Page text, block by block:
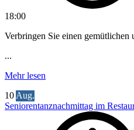
18:00
Verbringen Sie einen gemütlichen
...
Mehr lesen
10 Aug.
Seniorentanznachmittag im